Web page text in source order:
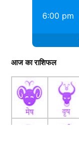
6:00 pm
आज का राशिफल